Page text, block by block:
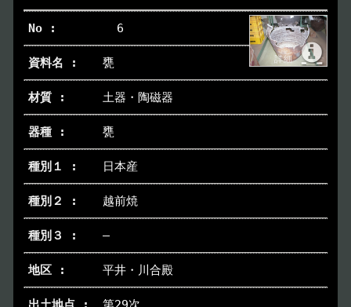
6
甕
土器・陶磁器
甕
日本産
越前焼
―
平井・川合殿